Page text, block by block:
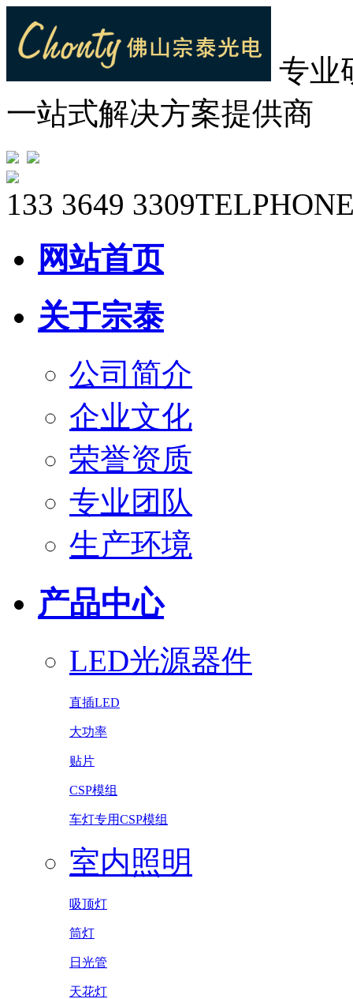
专业
一站式解决方案提供商
133 3649 3309
网站首页
关于宗泰
公司简介
企业文化
荣誉资质
专业团队
生产环境
产品中心
LED光源器件
直插LED
大功率
贴片
CSP模组
车灯专用CSP模组
室内照明
吸顶灯
筒灯
日光管
天花灯